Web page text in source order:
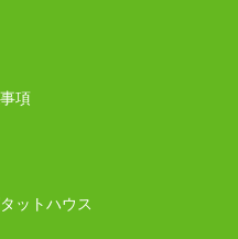
項
ットハウス